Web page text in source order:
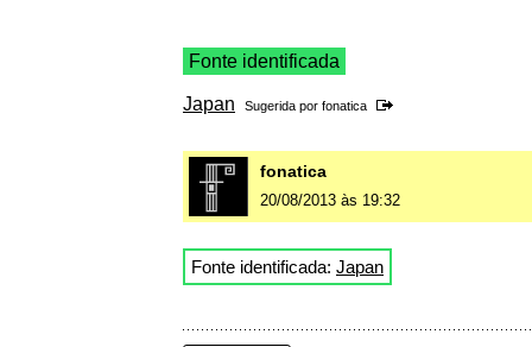
Fonte identificada
Japan Sugerida por fonatica
fonatica
20/08/2013 às 19:32
Fonte identificada: Japan